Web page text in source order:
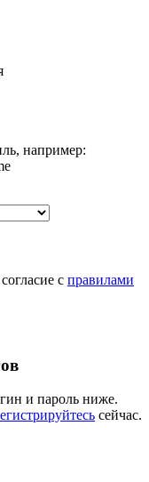
например:
с правилами
и пароль ниже.
сейчас.